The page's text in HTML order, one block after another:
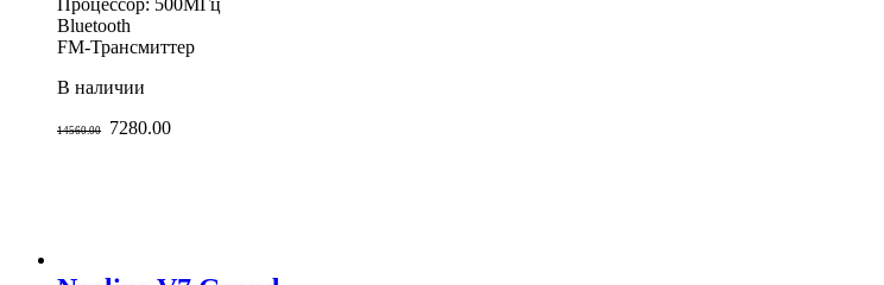
Процессор: 500МГц
Bluetooth
FM-Трансмиттер
В наличии
14560.00 7280.00